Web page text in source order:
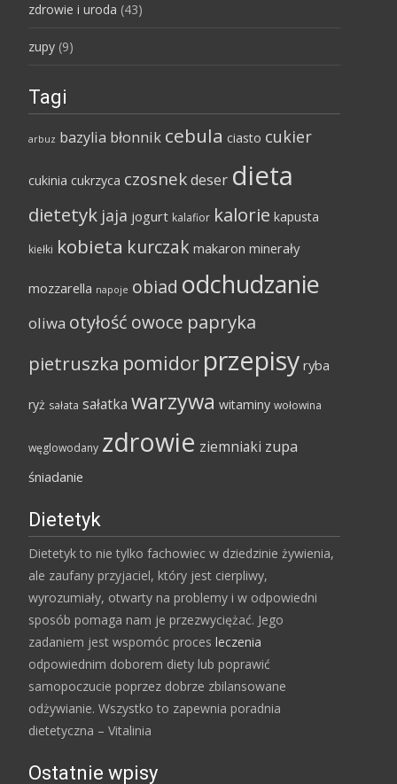
zdrowie i uroda (43)
zupy (9)
Tagi
arbuz bazylia błonnik cebula ciasto cukier
cukinia cukrzyca czosnekdeser dieta
dietetyk jaja jogurt kalafior kalorie kapusta
kiełki kobieta kurczak makaron minerały
mozzarella napoje obiad odchudzanie
oliwa otyłość owoce papryka
pietruszka pomidor przepisy ryba
ryż sałata sałatka warzywa witaminy wołowina
węglowodany zdrowie ziemniaki zupa
śniadanie
Dietetyk
Dietetyk to nie tylko fachowiec w dziedzinie żywienia,
ale zaufany przyjaciel, który jest cierpliwy,
wyrozumiały, otwarty na problemy i w odpowiedni
sposób pomaga nam je przezwyciężać. Jego
zadaniem jest wspomóc proces leczenia
odpowiednim doborem diety lub poprawić
samopoczucie poprzez dobrze zbilansowane
odżywianie. Wszystko to zapewnia poradnia
dietetyczna – Vitalinia
Ostatnie wpisy